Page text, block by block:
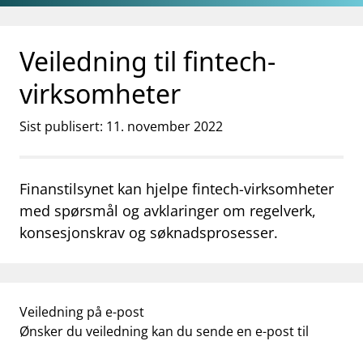
Gå til hovedinnhold
Gå til søkesiden
Veiledning til fintech-
virksomheter
Sist publisert: 11. november 2022
Finanstilsynet kan hjelpe fintech-virksomheter
med spørsmål og avklaringer om regelverk,
konsesjonskrav og søknadsprosesser.
Veiledning på e-post
Ønsker du veiledning kan du sende en e-post til